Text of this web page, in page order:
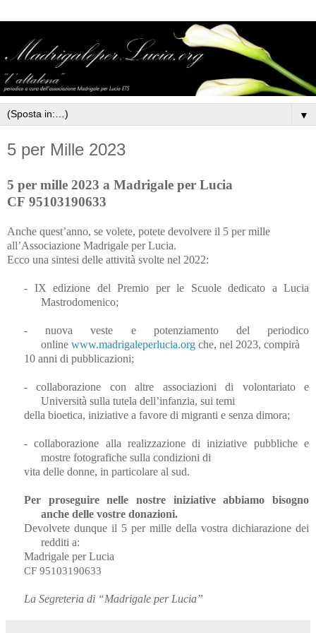
▼
5 per Mille 2023
5 per mille 2023 a Madrigale per Lucia
CF 95103190633
Anche quest’anno, se volete, potete devolvere il 5 per mille
all’Associazione Madrigale per Lucia.
Ecco una sintesi delle attività svolte nel 2022:
- IX edizione del Premio per le Scuole dedicato a Lucia
Mastrodomenico;
- nuova veste e potenziamento del periodico
online www.madrigaleperlucia.org che, nel 2023, compirà
10 anni di pubblicazioni;
- collaborazione con altre associazioni di volontariato e
Università sulla tutela dell’infanzia, sui temi
della bioetica, iniziative a favore di migranti e senza dimora;
- collaborazione alla realizzazione di iniziative pubbliche e
mostre fotografiche sulla condizioni di
vita delle donne, in particolare al sud.
Per proseguire nelle nostre iniziative abbiamo bisogno
anche delle vostre donazioni.
Devolvete dunque il 5 per mille della vostra dichiarazione dei
redditi a:
Madrigale per Lucia
CF 95103190633
La Segreteria di “Madrigale per Lucia”